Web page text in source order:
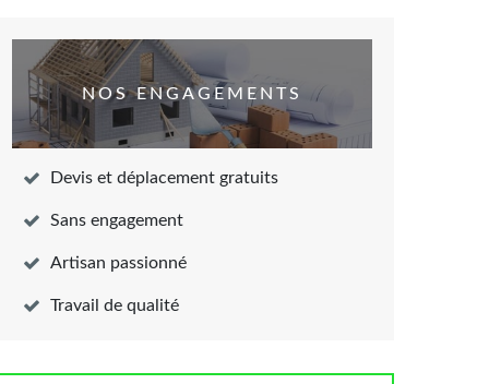
NOS ENGAGEMENTS
Devis et déplacement gratuits
Sans engagement
Artisan passionné
Travail de qualité